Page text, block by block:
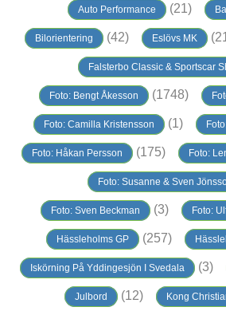
Auto Performance (21)
Bilorientering (42) Eslövs MK
Falsterbo Classic & Sportscar
Foto: Bengt Åkesson (1748)
Foto: Camilla Kristensson (1)
Foto: Håkan Persson (175) Foto:
Foto: Susanne & Sven
Foto: Sven Beckman (3) Foto:
Hässleholms GP (257)
Iskörning På Yddingesjön I Svedala (3)
Julbord (12) Kong